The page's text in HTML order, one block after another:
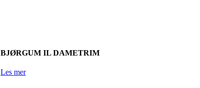
BJØRGUM IL DAMETRIM
Les mer